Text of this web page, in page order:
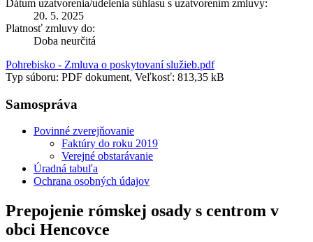
Dátum uzatvorenia/udelenia súhlasu s uzatvorením zmluvy:
20. 5. 2025
Platnosť zmluvy do:
Doba neurčitá
Pohrebisko - Zmluva o poskytovaní služieb.pdf
Typ súboru: PDF dokument, Veľkosť: 813,35 kB
Samospráva
Povinné zverejňovanie
Faktúry do roku 2019
Verejné obstarávanie
Úradná tabuľa
Ochrana osobných údajov
Prepojenie rómskej osady s centrom v
obci Hencovce